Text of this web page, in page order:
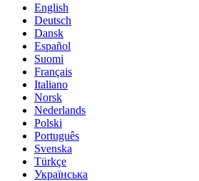
English
Deutsch
Dansk
Español
Suomi
Français
Italiano
Norsk
Nederlands
Polski
Português
Svenska
Türkçe
Українська